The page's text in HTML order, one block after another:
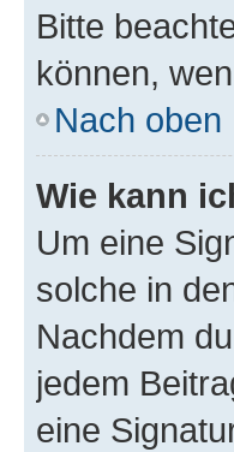
Bitte
können,
Nach oben
Wie kann
Um eine
solche in
Nachdem
jedem
eine